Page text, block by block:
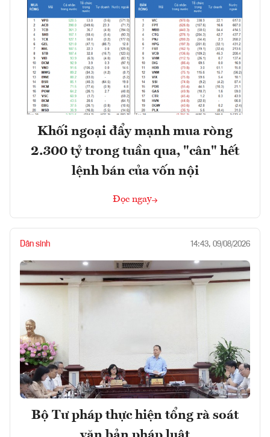
Khối ngoại đẩy mạnh mua ròng
2.300 tỷ trong tuần qua, "cân" hết
lệnh bán của vốn nội
Đọc ngay
Dân sinh 14:43, 09/08/2026
Bộ Tư pháp thực hiện tổng rà soát